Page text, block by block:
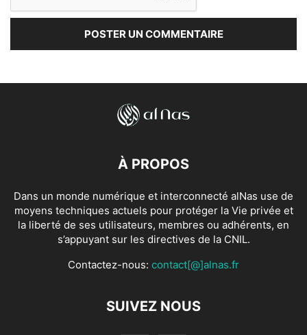
À PROPOS
Dans un monde numérique et interconnecté alNas use de
moyens techniques actuels pour protéger la Vie privée et
la liberté de ses utilisateurs, membres ou adhérents, en
s’appuyant sur les directives de la CNIL.
Contactez-nous: contact[@]alnas.fr
SUIVEZ NOUS